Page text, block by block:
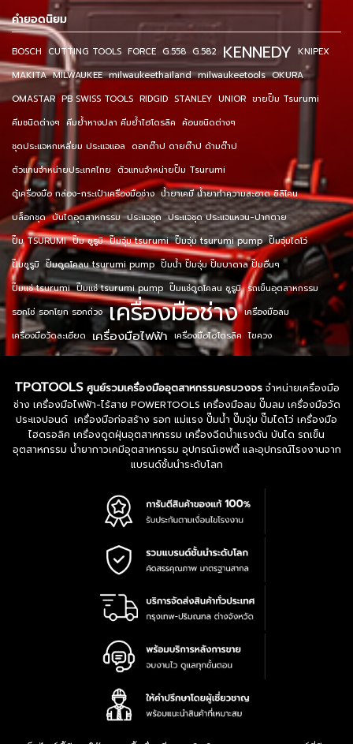
คำยอดนิยม
BOSCH CUTTING TOOLS FORCE G.558 G.582 KENNEDY KNIPEX
MAKITA MILWAUKEE milwaukeethailand milwaukeetools OKURA
OMASTAR PB SWISS TOOLS RIDGID STANLEY UNIOR ขายปั๊ม Tsurumi
คีมชนิดต่างๆ คีมย้ำหางปลา คีมย้ำไฮโดรลิค ค้อนชนิดต่างๆ
ชุดประแจหกเหลี่ยม ประแจแอล ดอกต๊าป ดายต๊าป ด้ามต๊าป
ตัวแทนจำหน่ายประเทศไทย ตัวแทนจำหน่ายปั๊ม Tsurumi
ตู้เครื่องมือ กล่อง-กระเป๋าเครื่องมือช่าง น้ำยาเคมี น้ำยาทำความสะอาด ซิลิโคน
บล็อกชุด บันไดอุตสาหกรรม ประแจชุด ประแจชุด ประแจแหวน-ปากตาย
ปั๊ม TSURUMI ปั๊ม ซูรูมิ ปั๊มจุ่ม tsurumi ปั๊มจุ่ม tsurumi pump ปั๊มจุ่มไดโว่
ปั๊มซูรูมิ ปั๊มดูดโคลน tsurumi pump ปั๊มน้ำ ปั๊มจุ่ม ปั๊มบาดาล ปั๊มอื่นๆ
ปั๊มแช่ tsurumi ปั๊มแช่ tsurumi pump ปั๊มแช่ดูดโคลน ซูรูมิ รถเข็นอุตสาหกรรม
รอกโซ่ รอกโยก รอกถ่วง เครื่องมือช่าง เครื่องมือลม
เครื่องมือวัดละเอียด เครื่องมือไฟฟ้า เครื่องมือไฮโดรลิค ไขควง
TPQTOOLS ศูนย์รวมเครื่องมืออุตสาหกรรมครบวงจรจำหน่ายเครื่องมือ
ช่าง เครื่องมือไฟฟ้า-ไร้สาย POWERTOOLS เครื่องมือลม ปั๊มลม เครื่องมือวัด
ประแจปอนด์ เครื่องมือก่อสร้าง รอก แม่แรง ปั๊มน้ำ ปั๊มจุ่ม ปั๊มไดโว่ เครื่องมือ
ไฮดรอลิค เครื่องดูดฝุ่นอุตสาหกรรม เครื่องฉีดน้ำแรงดัน บันได รถเข็น
อุตสาหกรรม น้ำยากาวเคมีอุตสาหกรรม อุปกรณ์เซฟตี้ และอุปกรณ์โรงงานจาก
แบรนด์ชั้นนำระดับโลก